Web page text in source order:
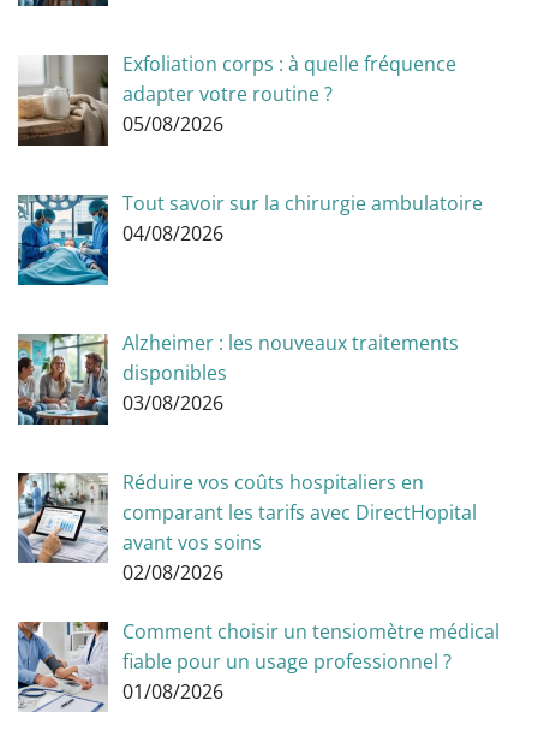
Exfoliation corps : à quelle fréquence
adapter votre routine ?
05/08/2026
Tout savoir sur la chirurgie ambulatoire
04/08/2026
Alzheimer : les nouveaux traitements
disponibles
03/08/2026
Réduire vos coûts hospitaliers en
comparant les tarifs avec DirectHopital
avant vos soins
02/08/2026
Comment choisir un tensiomètre médical
fiable pour un usage professionnel ?
01/08/2026